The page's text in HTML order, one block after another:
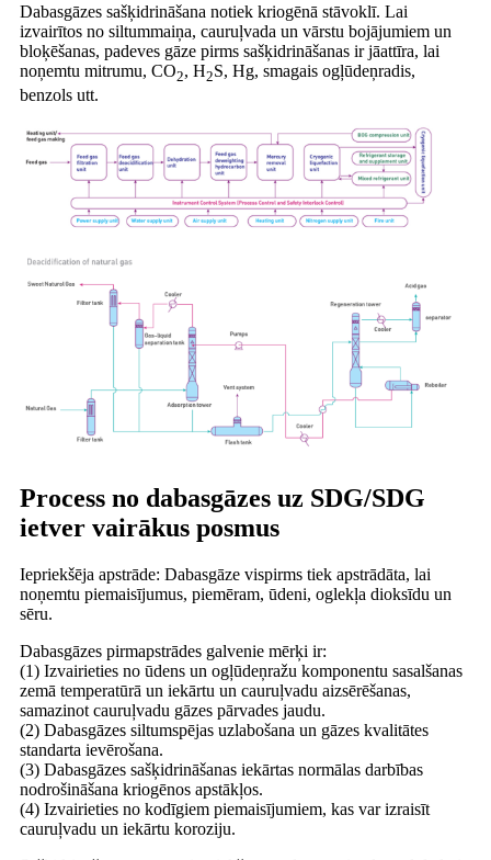
Dabasgāzes sašķidrināšana notiek kriogēnā stāvoklī. Lai
izvairītos no siltummaiņa, cauruļvada un vārstu bojājumiem un
bloķēšanas, padeves gāze pirms sašķidrināšanas ir jāattīra, lai
noņemtu mitrumu, CO2, H2S, Hg, smagais ogļūdeņradis,
benzols utt.
Process no dabasgāzes uz SDG/SDG
ietver vairākus posmus
Iepriekšēja apstrāde: Dabasgāze vispirms tiek apstrādāta, lai
noņemtu piemaisījumus, piemēram, ūdeni, oglekļa dioksīdu un
sēru.
Dabasgāzes pirmapstrādes galvenie mērķi ir:
(1) Izvairieties no ūdens un ogļūdeņražu komponentu sasalšanas
zemā temperatūrā un iekārtu un cauruļvadu aizsērēšanas,
samazinot cauruļvadu gāzes pārvades jaudu.
(2) Dabasgāzes siltumspējas uzlabošana un gāzes kvalitātes
standarta ievērošana.
(3) Dabasgāzes sašķidrināšanas iekārtas normālas darbības
nodrošināšana kriogēnos apstākļos.
(4) Izvairieties no kodīgiem piemaisījumiem, kas var izraisīt
cauruļvadu un iekārtu koroziju.